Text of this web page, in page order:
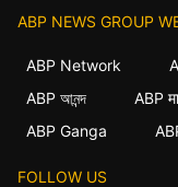
ABP NEWS GROUP
ABP Network
ABP আনন্দ
ABP
ABP Ganga
FOLLOW US